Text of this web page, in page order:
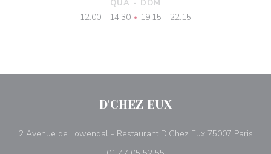
QUA - DOM
12:00 - 14:30 • 19:15 - 22:15
D'CHEZ EUX
2 Avenue de Lowendal - Restaurant D'Chez Eux 75007 Paris